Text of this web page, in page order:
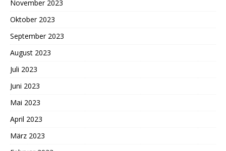
November 2023
Oktober 2023
September 2023
August 2023
Juli 2023
Juni 2023
Mai 2023
April 2023
März 2023